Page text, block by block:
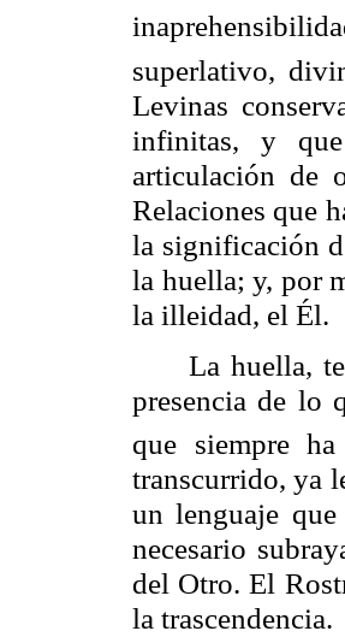
superlativo,
Levinas
infinitas, y
articulación de
Relaciones que
la significación
la huella; y, por
la illeidad, el Él.
La huella,
presencia de lo
que siempre ha
transcurrido, ya
un lenguaje
necesario
del Otro. El
la trascendencia.